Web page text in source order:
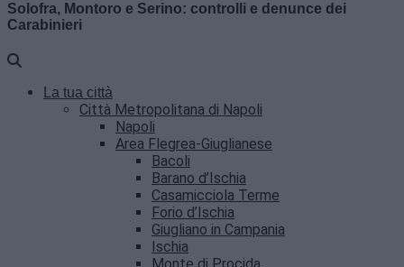
Solofra, Montoro e Serino: controlli e denunce dei
Carabinieri
La tua città
Città Metropolitana di Napoli
Napoli
Area Flegrea-Giuglianese
Bacoli
Barano d’Ischia
Casamicciola Terme
Forio d’Ischia
Giugliano in Campania
Ischia